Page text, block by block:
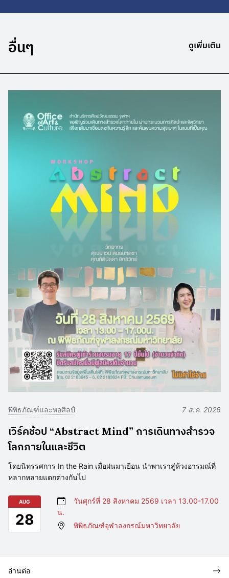
อื่นๆ ดูเพิ่มเติม
พิพิธภัณฑ์และหอศิลป์ 7 ส.ค. 2026
เวิร์คช้อป “Abstract Mind” การเดินทางสำรวจ
โลกภายในและชีวิต
โดยนิทรรศการ In the Rain เมื่อฝนมาเยือน นำพาเราสู่ห้วงอารมณ์ที่
หลากหลายแตกต่างกันไป
AUG
28
วันศุกร์ที่ 28 สิงหาคม 2569 เวลา 13.00-17.00
น.
พิพิธภัณฑ์จุฬาลงกรณ์มหาวิทยาลัย
อ่านต่อ